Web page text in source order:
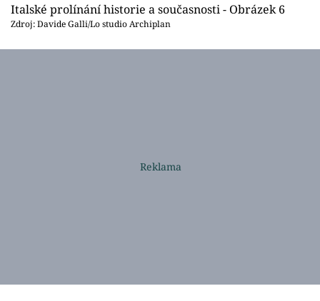
Italské prolínání historie a současnosti - Obrázek 6
Zdroj: Davide Galli/Lo studio Archiplan